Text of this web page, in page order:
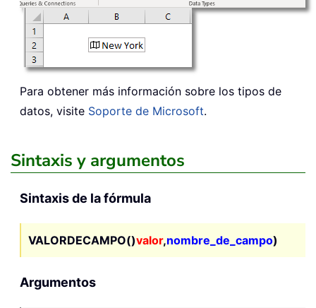
Para obtener más información sobre los tipos de
datos, visite Soporte de Microsoft.
Sintaxis y argumentos
Sintaxis de la fórmula
VALORDECAMPO()valor,nombre_de_campo)
Argumentos